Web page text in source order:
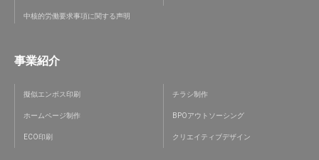
中核的労働要求事項に関する声明
事業紹介
擬似エンボス印刷 チラシ制作
ホームページ制作 BPOアウトソーシング
ECO印刷 クリエイティブデザイン